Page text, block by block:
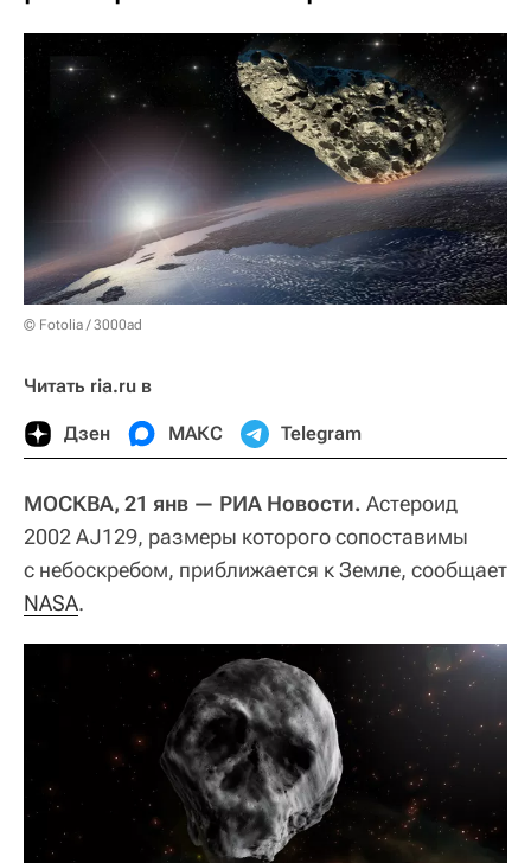
© Fotolia / 3000ad
Читать ria.ru в
Дзен МАКС Telegram
МОСКВА, 21 янв — РИА Новости. Астероид
2002 AJ129, размеры которого сопоставимы
с небоскребом, приближается к Земле, сообщает
NASA.